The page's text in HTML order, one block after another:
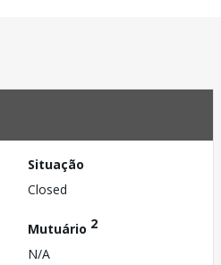
Situação
Closed
Mutuário 2
N/A